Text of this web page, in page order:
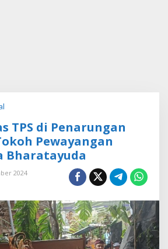
i
k
,
P
e
g
a
s
T
P
TPS di Penarungan
Pewayangan
Bharatayuda
2024